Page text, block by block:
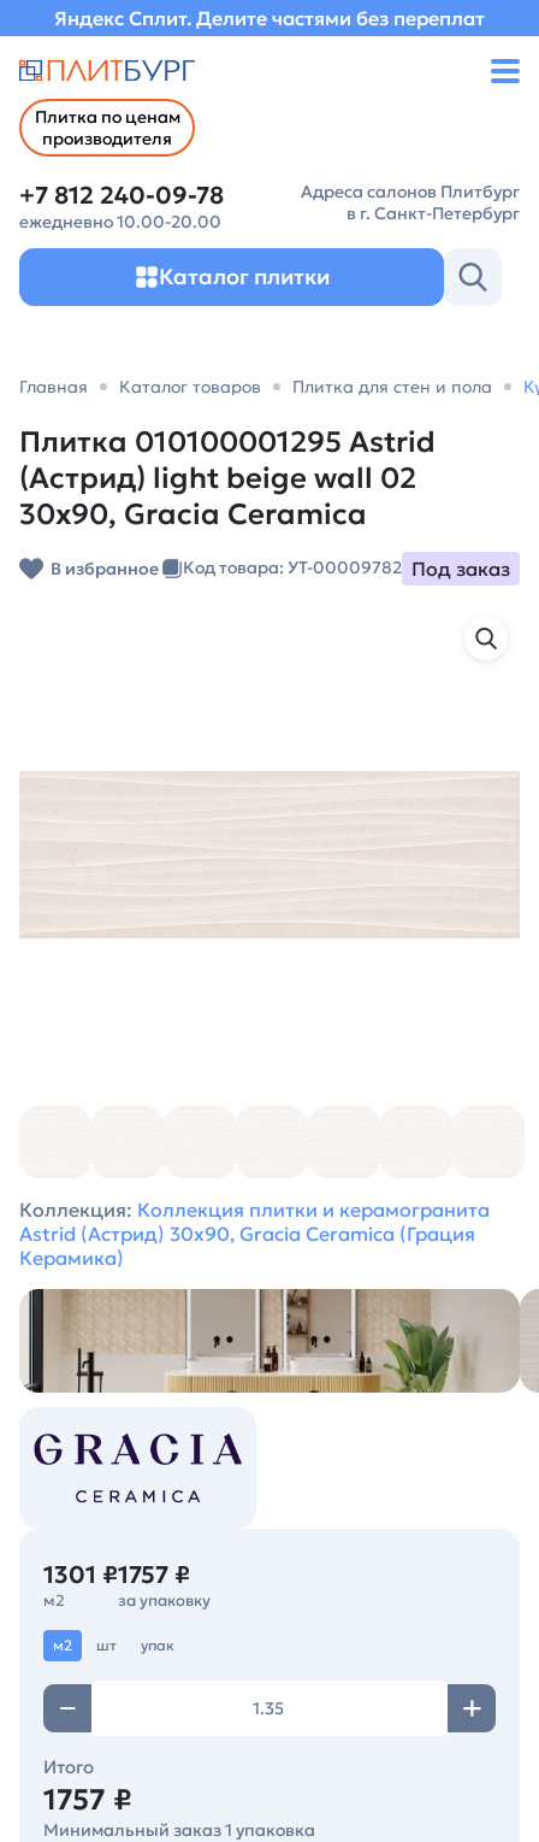
Яндекс Сплит. Делите частями без переплат
Плитка по ценам
производителя
+7 812 240-09-78
ежедневно 10.00-20.00
Адреса салонов Плитбург
в г. Санкт-Петербург
Каталог плитки
Главная Каталог товаров Плитка для стен и пола
Плитка 010100001295 Astrid
(Астрид) light beige wall 02
30х90, Gracia Ceramica
В избранное Код товара: УТ-00009782 Под заказ
Коллекция: Коллекция плитки и керамогранита
Astrid (Астрид) 30х90, Gracia Ceramica (Грация
Керамика)
1301 ₽
м2
1757 ₽
за упаковку
м2 шт упак
Итого
1757 ₽
Минимальный заказ 1 упаковка